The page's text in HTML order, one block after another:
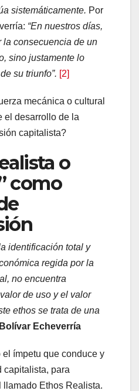
sistemáticamente. Por
“En nuestros días,
la consecuencia de un
sino justamente lo
su triunfo”. [2]
mecánica o cultural
el desarrollo de la
capitalista?
o
como
identificación total y
regida por la
no encuentra
de uso y el valor
ethos se trata de una
Bolívar Echeverría
ímpetu que conduce y
capitalista, para
llamado Ethos Realista.